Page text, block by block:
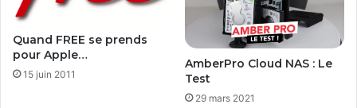
Quand FREE se prends
pour Apple…
15 juin 2011
AmberPro Cloud NAS : Le
Test
29 mars 2021